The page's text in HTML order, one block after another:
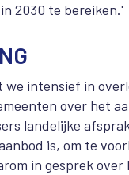
2030 te bereiken.'
intensief in
over het
landelijke
is, om te
in gesprek